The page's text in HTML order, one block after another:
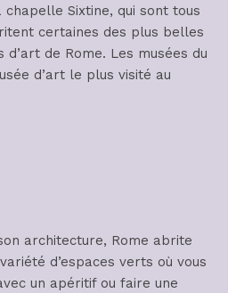
chapelle Sixtine, qui sont tous
certaines des plus belles
de Rome. Les musées du
d’art le plus visité au
architecture, Rome abrite
d’espaces verts où vous
un apéritif ou faire une